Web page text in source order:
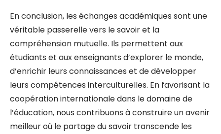
En conclusion, les échanges académiques sont une
véritable passerelle vers le savoir et la
compréhension mutuelle. Ils permettent aux
étudiants et aux enseignants d’explorer le monde,
d’enrichir leurs connaissances et de développer
leurs compétences interculturelles. En favorisant la
coopération internationale dans le domaine de
l’éducation, nous contribuons à construire un avenir
meilleur où le partage du savoir transcende les